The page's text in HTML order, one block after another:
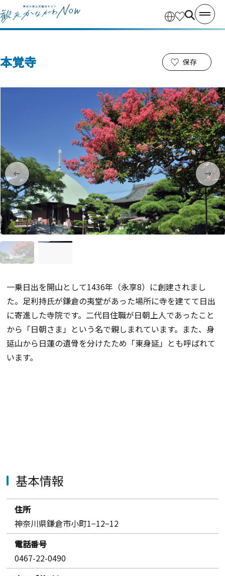
本覚寺 保存
一乗日出を開山として1436年（永享8）に創建されまし
た。足利持氏が鎌倉の夷堂があった場所に寺を建てて日出
に寄進した寺院です。二代目住職が日朝上人であったこと
から「日朝さま」という名で親しまれています。また、身
延山から日蓮の遺骨を分けたため「東身延」とも呼ばれて
います。
基本情報
住所
神奈川県鎌倉市小町1−12−12
電話番号
0467-22-0490